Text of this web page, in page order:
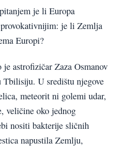
je li Europa
je li Zemlja
Europi?
astrofizičar Zaza Osmanov
Tbilisiju. U središtu njegove
meteorit ni golemi udar,
veličine oko jednog
nositi bakterije sličnih
napustila Zemlju,